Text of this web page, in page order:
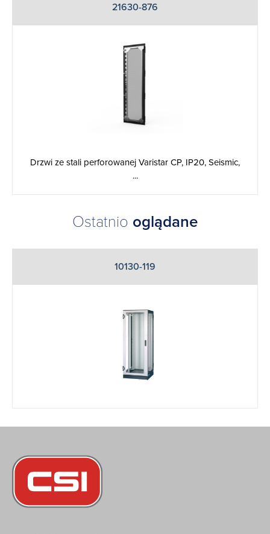
21630-876
Drzwi ze stali perforowanej Varistar CP, IP20, Seismic,
...
Ostatnio oglądane
10130-119